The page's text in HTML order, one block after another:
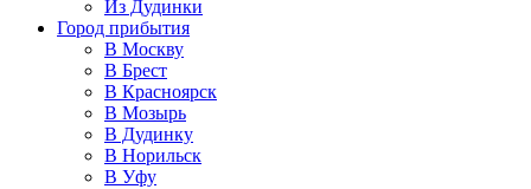
Из Дудинки
Город прибытия
В Москву
В Брест
В Красноярск
В Мозырь
В Дудинку
В Норильск
В Уфу